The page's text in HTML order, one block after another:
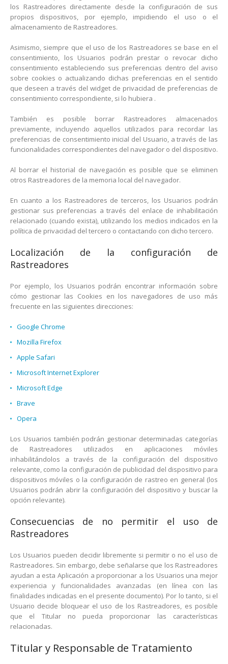
los Rastreadores directamente desde la configuración de sus
propios dispositivos, por ejemplo, impidiendo el uso o el
almacenamiento de Rastreadores.
Asimismo, siempre que el uso de los Rastreadores se base en el
consentimiento, los Usuarios podrán prestar o revocar dicho
consentimiento estableciendo sus preferencias dentro del aviso
sobre cookies o actualizando dichas preferencias en el sentido
que deseen a través del widget de privacidad de preferencias de
consentimiento correspondiente, si lo hubiera .
También es posible borrar Rastreadores almacenados
previamente, incluyendo aquellos utilizados para recordar las
preferencias de consentimiento inicial del Usuario, a través de las
funcionalidades correspondientes del navegador o del dispositivo.
Al borrar el historial de navegación es posible que se eliminen
otros Rastreadores de la memoria local del navegador.
En cuanto a los Rastreadores de terceros, los Usuarios podrán
gestionar sus preferencias a través del enlace de inhabilitación
relacionado (cuando exista), utilizando los medios indicados en la
política de privacidad del tercero o contactando con dicho tercero.
Localización de la configuración de
Rastreadores
Por ejemplo, los Usuarios podrán encontrar información sobre
cómo gestionar las Cookies en los navegadores de uso más
frecuente en las siguientes direcciones:
Google Chrome
Mozilla Firefox
Apple Safari
Microsoft Internet Explorer
Microsoft Edge
Brave
Opera
Los Usuarios también podrán gestionar determinadas categorías
de Rastreadores utilizados en aplicaciones móviles
inhabilitándolos a través de la configuración del dispositivo
relevante, como la configuración de publicidad del dispositivo para
dispositivos móviles o la configuración de rastreo en general (los
Usuarios podrán abrir la configuración del dispositivo y buscar la
opción relevante).
Consecuencias de no permitir el uso de
Rastreadores
Los Usuarios pueden decidir libremente si permitir o no el uso de
Rastreadores. Sin embargo, debe señalarse que los Rastreadores
ayudan a esta Aplicación a proporcionar a los Usuarios una mejor
experiencia y funcionalidades avanzadas (en línea con las
finalidades indicadas en el presente documento). Por lo tanto, si el
Usuario decide bloquear el uso de los Rastreadores, es posible
que el Titular no pueda proporcionar las características
relacionadas.
Titular y Responsable de Tratamiento